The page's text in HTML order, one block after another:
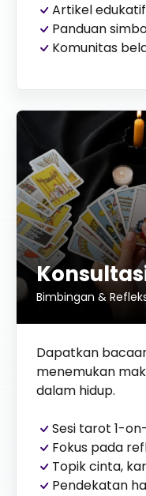
Artikel
Panduan
Komunitas
Bimbingan &
Dapatkan
menemukan
dalam hidup.
Sesi tarot 1-
Fokus pada
Topik cinta,
Pendekatan